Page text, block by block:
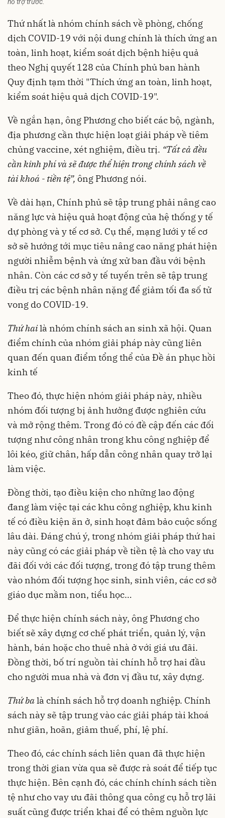
Thứ nhất là nhóm chính sách về phòng, chống
dịch COVID-19 với nội dung chính là thích ứng an
toàn, linh hoạt, kiểm soát dịch bệnh hiệu quả
theo Nghị quyết 128 của Chính phủ ban hành
Quy định tạm thời "Thích ứng an toàn, linh hoạt,
kiểm soát hiệu quả dịch COVID-19".
Về ngắn hạn, ông Phương cho biết các bộ, ngành,
địa phương cần thực hiện loạt giải pháp về tiêm
chủng vaccine, xét nghiệm, điều trị. “Tất cả đều
cần kinh phí và sẽ được thể hiện trong chính sách về
tài khoá - tiền tệ”, ông Phương nói.
Về dài hạn, Chính phủ sẽ tập trung phải nâng cao
năng lực và hiệu quả hoạt động của hệ thống y tế
dự phòng và y tế cơ sở. Cụ thể, mạng lưới y tế cơ
sở sẽ hướng tới mục tiêu nâng cao năng phát hiện
người nhiễm bệnh và ứng xử ban đầu với bệnh
nhân. Còn các cơ sở y tế tuyến trên sẽ tập trung
điều trị các bệnh nhân nặng để giảm tối đa số tử
vong do COVID-19.
Thứ hailà nhóm chính sách an sinh xã hội. Quan
điểm chính của nhóm giải pháp này cũng liên
quan đến quan điểm tổng thể của Đề án phục hồi
kinh tế
Theo đó, thực hiện nhóm giải pháp này, nhiều
nhóm đối tượng bị ảnh hưởng được nghiên cứu
và mở rộng thêm. Trong đó có đề cập đến các đối
tượng như công nhân trong khu công nghiệp để
lôi kéo, giữ chân, hấp dẫn công nhân quay trở lại
làm việc.
Đồng thời, tạo điều kiện cho những lao động
đang làm việc tại các khu công nghiệp, khu kinh
tế có điều kiện ăn ở, sinh hoạt đảm bảo cuộc sống
lâu dài. Đáng chú ý, trong nhóm giải pháp thứ hai
này cũng có các giải pháp về tiền tệ là cho vay ưu
đãi đối với các đối tượng, trong đó tập trung thêm
vào nhóm đối tượng học sinh, sinh viên, các cơ sở
giáo dục mầm non, tiểu học…
Để thực hiện chính sách này, ông Phương cho
biết sẽ xây dựng cơ chế phát triển, quản lý, vận
hành, bán hoặc cho thuê nhà ở với giá ưu đãi.
Đồng thời, bố trí nguồn tài chính hỗ trợ hai đầu
cho người mua nhà và đơn vị đầu tư, xây dựng.
Thứ balà chính sách hỗ trợ doanh nghiệp. Chính
sách này sẽ tập trung vào các giải pháp tài khoá
như giãn, hoãn, giảm thuế, phí, lệ phí.
Theo đó, các chính sách liên quan đã thực hiện
trong thời gian vừa qua sẽ được rà soát để tiếp tục
thực hiện. Bên cạnh đó, các chính chính sách tiền
tệ như cho vay ưu đãi thông qua công cụ hỗ trợ lãi
suất cũng được triển khai để có thêm nguồn lực